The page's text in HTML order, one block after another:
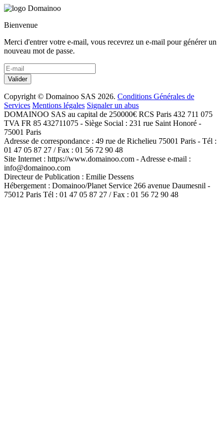
Bienvenue
Merci d'entrer votre e-mail, vous recevrez un e-mail pour générer un
nouveau mot de passe.
Copyright © Domainoo SAS 2026. Conditions Générales de
Services Mentions légales Signaler un abus
DOMAINOO SAS au capital de 250000€ RCS Paris 432 711 075
TVA FR 85 432711075 - Siège Social : 231 rue Saint Honoré -
75001 Paris
Adresse de correspondance : 49 rue de Richelieu 75001 Paris - Tél :
01 47 05 87 27 / Fax : 01 56 72 90 48
Site Internet : https://www.domainoo.com - Adresse e-mail :
info@domainoo.com
Directeur de Publication : Emilie Dessens
Hébergement : Domainoo/Planet Service 266 avenue Daumesnil -
75012 Paris Tél : 01 47 05 87 27 / Fax : 01 56 72 90 48